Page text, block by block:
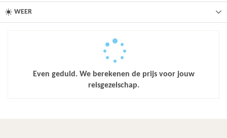
WEER
Even geduld. We berekenen de prijs voor jouw
reisgezelschap.